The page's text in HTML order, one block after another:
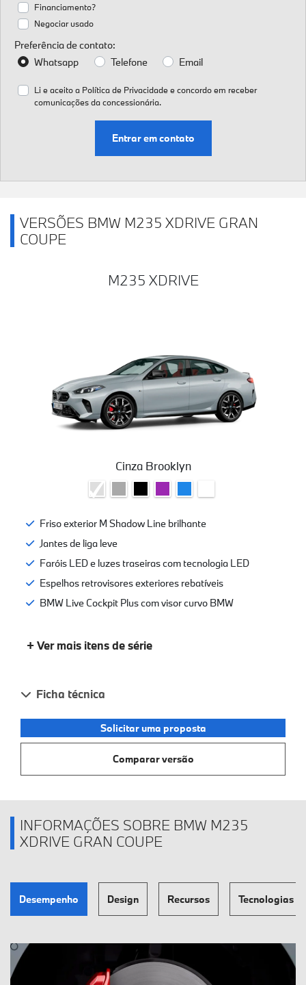
Financiamento?
Negociar usado
Preferência de contato:
Whatsapp
Telefone Email
Li e aceito a Política de Privacidadee concordo em receber
comunicações da concessionária.
Entrar em contato
VERSÕES BMW M235 XDRIVE GRAN
COUPE
M235 XDRIVE
Cinza Brooklyn
Friso exterior M Shadow Line brilhante
Jantes de liga leve
Faróis LED e luzes traseiras com tecnologia LED
Espelhos retrovisores exteriores rebatíveis
BMW Live Cockpit Plus com visor curvo BMW
+ Ver mais itens de série
Ficha técnica
Solicitar uma proposta
Comparar versão
INFORMAÇÕES SOBRE BMW M235
XDRIVE GRAN COUPE
Desempenho Design Recursos Tecnologias